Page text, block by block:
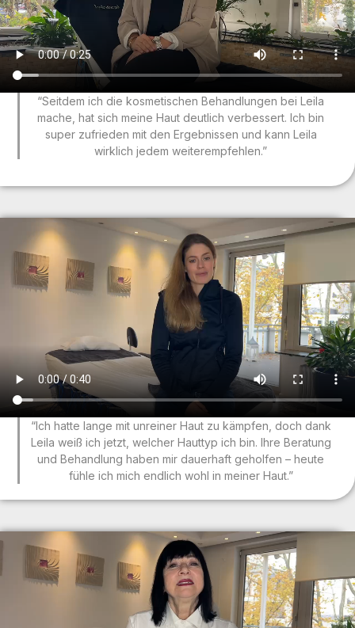
“Seitdem ich die kosmetischen Behandlungen bei Leila
mache, hat sich meine Haut deutlich verbessert. Ich bin
super zufrieden mit den Ergebnissen und kann Leila
wirklich jedem weiterempfehlen.”
“Ich hatte lange mit unreiner Haut zu kämpfen, doch dank
Leila weiß ich jetzt, welcher Hauttyp ich bin. Ihre Beratung
und Behandlung haben mir dauerhaft geholfen – heute
fühle ich mich endlich wohl in meiner Haut.”